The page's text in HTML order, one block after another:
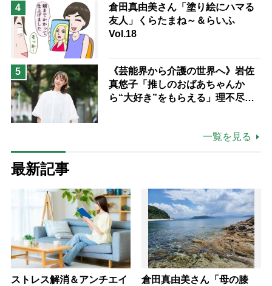
4
倉田真由美さん「塗り絵にハマる
友人」くらたまね～＆らいふ
Vol.18
5
《芸能界から介護の世界へ》岩佐
真悠子「推しのおばあちゃんか
ら“大好き”をもらえる」理不尽さ
一覧を見る
最新記事
ストレス解消＆アンチエイ
倉田真由美さん「母の膝